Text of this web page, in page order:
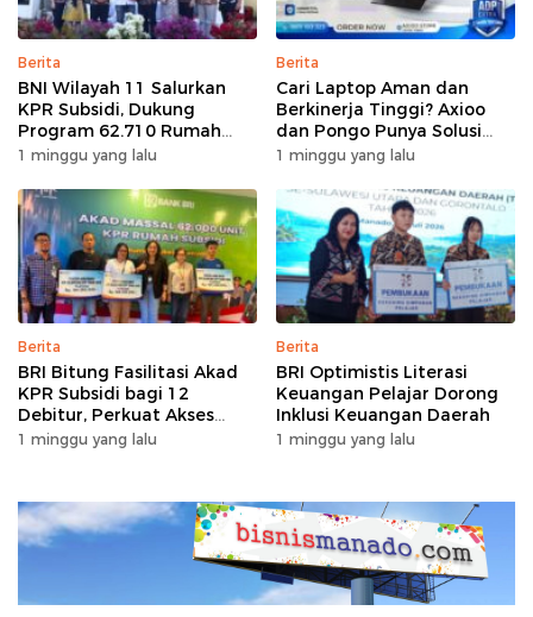
Berita
BNI Wilayah 11 Salurkan
KPR Subsidi, Dukung
Program 62.710 Rumah
Bersubsidi
1 minggu yang lalu
Berita
Cari Laptop Aman dan
Berkinerja Tinggi? Axioo
dan Pongo Punya Solusi
dengan Garansi Ekstra
1 minggu yang lalu
Berita
BRI Bitung Fasilitasi Akad
KPR Subsidi bagi 12
Debitur, Perkuat Akses
Hunian Masyarakat
1 minggu yang lalu
Berita
BRI Optimistis Literasi
Keuangan Pelajar Dorong
Inklusi Keuangan Daerah
1 minggu yang lalu